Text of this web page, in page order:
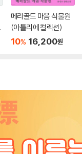
메리골드 마음 식물원
(아틀리에 컬렉션)
10% 16,200원